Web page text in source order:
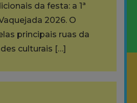
da festa: a 1ª
2026. O
principais ruas da
culturais […]